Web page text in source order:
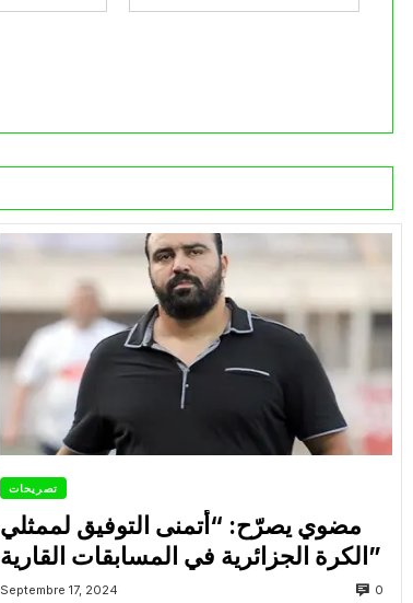
تصريحات
مضوي يصرّح: “أتمنى التوفيق لممثلي
الكرة الجزائرية في المسابقات القارية”
Septembre 17, 2024 0